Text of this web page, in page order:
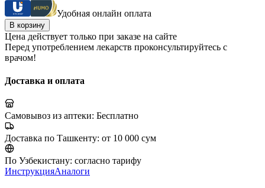
Удобная онлайн оплата
В корзину
Цена действует только при заказе на сайте
Перед употреблением лекарств проконсультируйтесь с
врачом!
Доставка и оплата
Самовывоз из аптеки: Бесплатно
Доставка по Ташкенту: от 10 000 сум
По Узбекистану: согласно тарифу
ИнструкцияАналоги